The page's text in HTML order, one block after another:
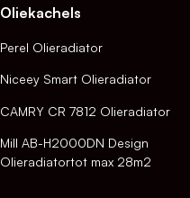
Oliekachels
Perel Olieradiator
Niceey Smart Olieradiator
CAMRY CR 7812 Olieradiator
Mill AB-H2000DN Design
Olieradiatortot max 28m2